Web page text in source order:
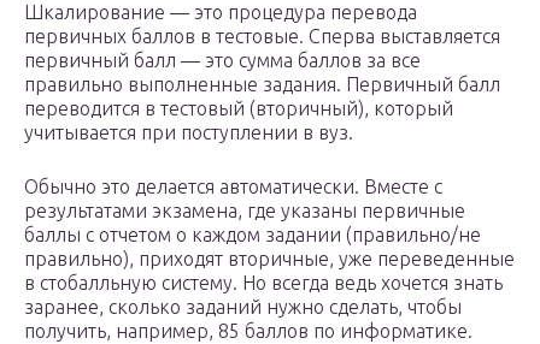
Шкалирование — это процедура перевода
первичных баллов в тестовые. Сперва выставляется
первичный балл — это сумма баллов за все
правильно выполненные задания. Первичный балл
переводится в тестовый (вторичный), который
учитывается при поступлении в вуз.
Обычно это делается автоматически. Вместе с
результатами экзамена, где указаны первичные
баллы с отчетом о каждом задании (правильно/не
правильно), приходят вторичные, уже переведенные
в стобалльную систему. Но всегда ведь хочется знать
заранее, сколько заданий нужно сделать, чтобы
получить, например, 85 баллов по информатике.